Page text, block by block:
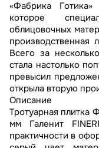
«Фабрика
которое
облицовочных
Всего за
стала настолько
превысил
открыла вторую
Описание
Тротуарная плитка
мм Галенит
практичности в